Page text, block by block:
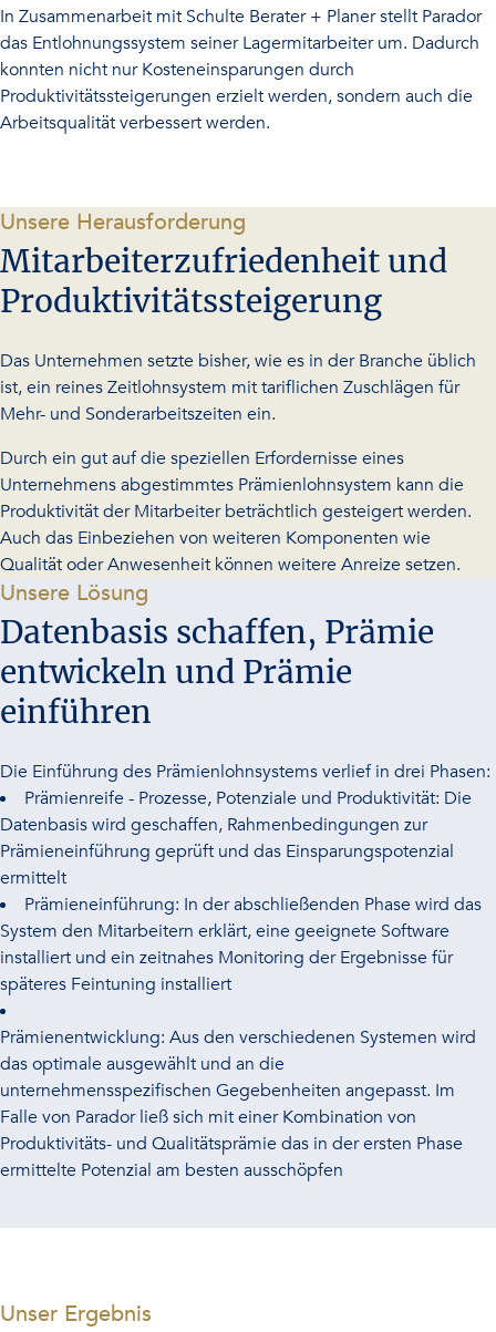
In Zusammenarbeit mit Schulte Berater + Planer stellt Parador
das Entlohnungssystem seiner Lagermitarbeiter um. Dadurch
konnten nicht nur Kosteneinsparungen durch
Produktivitätssteigerungen erzielt werden, sondern auch die
Arbeitsqualität verbessert werden.
Unsere Herausforderung
Mitarbeiterzufriedenheit und
Produktivitätssteigerung
Das Unternehmen setzte bisher, wie es in der Branche üblich
ist, ein reines Zeitlohnsystem mit tariflichen Zuschlägen für
Mehr- und Sonderarbeitszeiten ein.
Durch ein gut auf die speziellen Erfordernisse eines
Unternehmens abgestimmtes Prämienlohnsystem kann die
Produktivität der Mitarbeiter beträchtlich gesteigert werden.
Auch das Einbeziehen von weiteren Komponenten wie
Qualität oder Anwesenheit können weitere Anreize setzen.
Unsere Lösung
Datenbasis schaffen, Prämie
entwickeln und Prämie
einführen
Die Einführung des Prämienlohnsystems verlief in drei Phasen:
Prämienreife - Prozesse, Potenziale und Produktivität: Die
Datenbasis wird geschaffen, Rahmenbedingungen zur
Prämieneinführung geprüft und das Einsparungspotenzial
ermittelt
Prämieneinführung: In der abschließenden Phase wird das
System den Mitarbeitern erklärt, eine geeignete Software
installiert und ein zeitnahes Monitoring der Ergebnisse für
späteres Feintuning installiert
Prämienentwicklung: Aus den verschiedenen Systemen wird
das optimale ausgewählt und an die
unternehmensspezifischen Gegebenheiten angepasst. Im
Falle von Parador ließ sich mit einer Kombination von
Produktivitäts- und Qualitätsprämie das in der ersten Phase
ermittelte Potenzial am besten ausschöpfen
Unser Ergebnis